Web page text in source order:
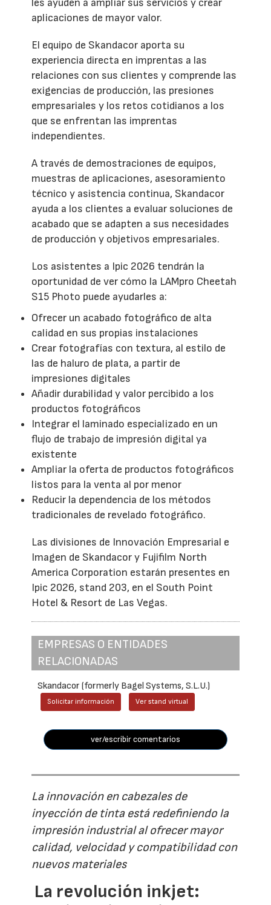
les ayuden a ampliar sus servicios y crear
aplicaciones de mayor valor.
El equipo de Skandacor aporta su
experiencia directa en imprentas a las
relaciones con sus clientes y comprende las
exigencias de producción, las presiones
empresariales y los retos cotidianos a los
que se enfrentan las imprentas
independientes.
A través de demostraciones de equipos,
muestras de aplicaciones, asesoramiento
técnico y asistencia continua, Skandacor
ayuda a los clientes a evaluar soluciones de
acabado que se adapten a sus necesidades
de producción y objetivos empresariales.
Los asistentes a Ipic 2026 tendrán la
oportunidad de ver cómo la LAMpro Cheetah
S15 Photo puede ayudarles a:
Ofrecer un acabado fotográfico de alta
calidad en sus propias instalaciones
Crear fotografías con textura, al estilo de
las de haluro de plata, a partir de
impresiones digitales
Añadir durabilidad y valor percibido a los
productos fotográficos
Integrar el laminado especializado en un
flujo de trabajo de impresión digital ya
existente
Ampliar la oferta de productos fotográficos
listos para la venta al por menor
Reducir la dependencia de los métodos
tradicionales de revelado fotográfico.
Las divisiones de Innovación Empresarial e
Imagen de Skandacor y Fujifilm North
America Corporation estarán presentes en
Ipic 2026, stand 203, en el South Point
Hotel & Resort de Las Vegas.
EMPRESAS O ENTIDADES
RELACIONADAS
Skandacor (formerly Bagel Systems, S.L.U.)
Solicitar información Ver stand virtual
ver/escribir comentarios
La innovación en cabezales de
inyección de tinta está redefiniendo la
impresión industrial al ofrecer mayor
calidad, velocidad y compatibilidad con
nuevos materiales
La revolución inkjet: